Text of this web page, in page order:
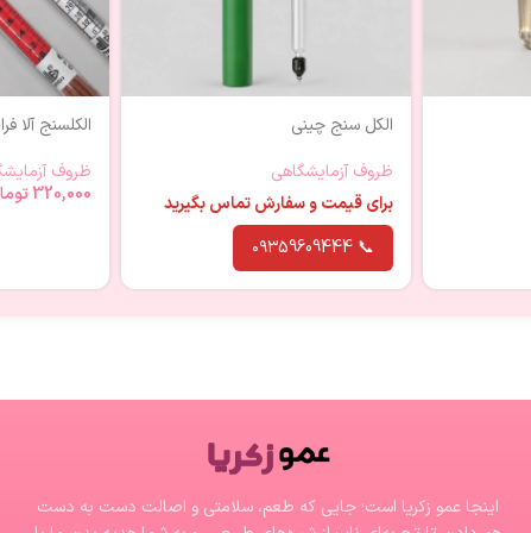
الکل سنج چینی
ظروف آزمایشگاهی
برای قیمت و سفارش تماس بگیرید
📞 ۰۹۳59609444
الکلسنج آلا
ظروف
320,000
اینجا عمو زکریا است؛ جایی که طعم، سلامتی و اصالت دست به دست